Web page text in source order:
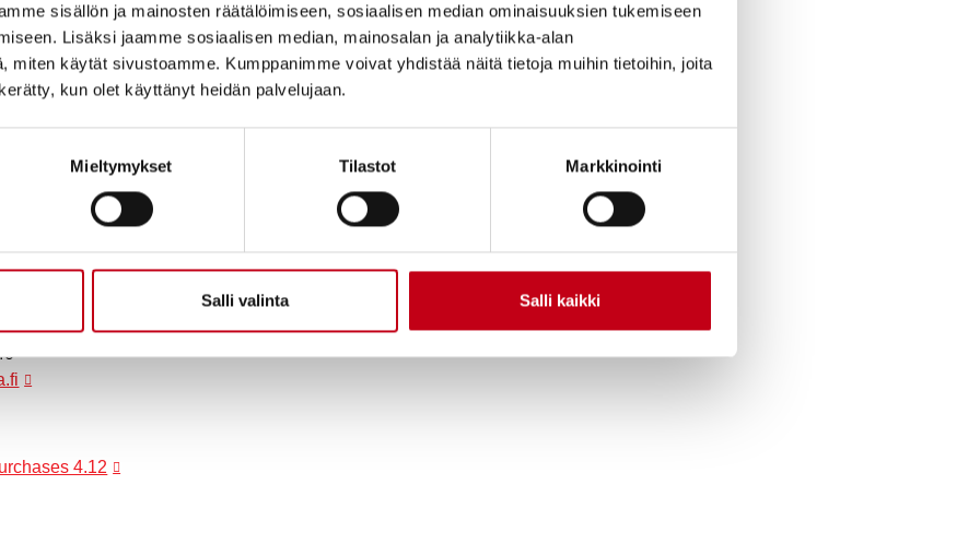
sisällön ja mainosten räätälöimiseen, sosiaalisen median ominaisuuksien tukemiseen
Lisäksi jaamme sosiaalisen median, mainosalan ja analytiikka-alan
miten käytät sivustoamme. Kumppanimme voivat yhdistää näitä tietoja muihin tietoihin, joita
kun olet käyttänyt heidän palvelujaan.
Mieltymykset Tilastot Markkinointi
Salli valinta Salli kaikki
164 620,80 EUR
omat osakkeet 04.12.2020
SIVULIIKE
Väliaho
4.12